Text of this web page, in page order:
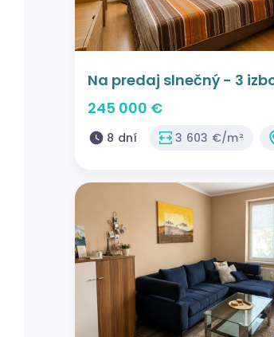
Na predaj slnečný - 3
245 000 €
8 dní 3 603 €/m²